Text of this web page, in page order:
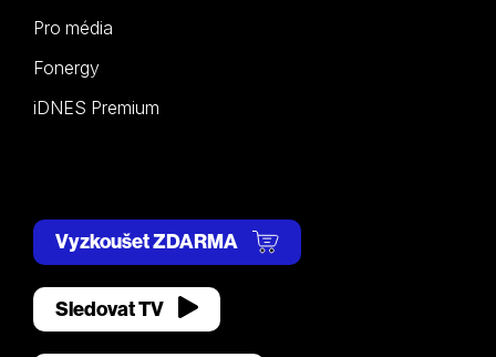
Pro média
Fonergy
iDNES Premium
Vyzkoušet ZDARMA
Sledovat TV